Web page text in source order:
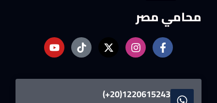
محامي مصر
1220615243(20+)